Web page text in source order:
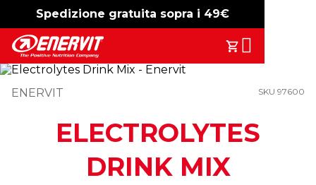
Spedizione gratuita sopra i 49€
-15% free shipping
Il Tuo
Search
ENERVIT SKU 97600
ELECTROLYTES
DRINK MIX